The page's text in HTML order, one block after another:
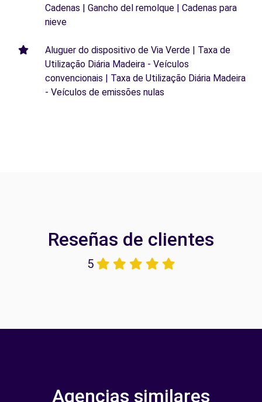
Cadenas | Gancho del remolque | Cadenas para
nieve
Aluguer do dispositivo de Via Verde | Taxa de
Utilização Diária Madeira - Veículos
convencionais | Taxa de Utilização Diária Madeira
- Veículos de emissões nulas
Reseñas de clientes
5
Agencias similares